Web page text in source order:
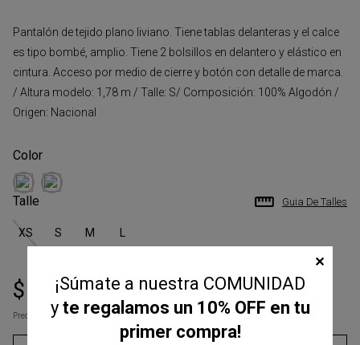
Pantalón de tejido plano liviano. Tiene tablas delanteras y el calce
es tipo bombé, amplio. Tiene 2 bolsillos en delantero y elástico en
cintura. Acceso por medio de cierre y botón con detalle de marca.
/ Altura modelo: 1,78 m / Talle: S/ Composición: 100% Algodón /
Origen: Nacional
Talle
XS S M
Guia De Talles
$ .000 $ 149.000
Precio s/Imp.Nac $ 80.165,29
¡Súmate a nuestra COMUNIDAD
y te regalamos un 10% OFF en tu
primer compra!
✕